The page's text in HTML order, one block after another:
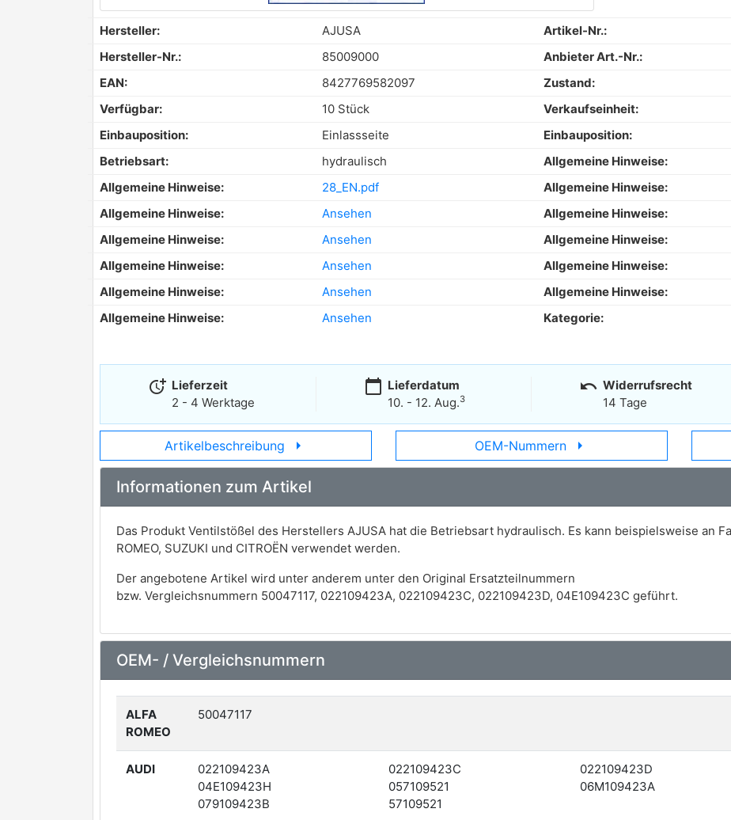
Hersteller: AJUSA Artikel-Nr.:
Hersteller-Nr.:
85009000 Anbieter Art.-Nr.:
EAN:
8427769582097 Zustand:
Verfügbar:
10 Stück Verkaufseinheit:
Einbauposition:
Einlassseite Einbauposition:
Betriebsart:
hydraulisch Allgemeine Hinweise:
Allgemeine Hinweise:
28_EN.pdf Allgemeine Hinweise:
Allgemeine Hinweise:
Ansehen Allgemeine Hinweise:
Allgemeine Hinweise:
Ansehen Allgemeine Hinweise:
Allgemeine Hinweise:
Ansehen Allgemeine Hinweise:
Allgemeine Hinweise:
Ansehen Allgemeine Hinweise:
Allgemeine Hinweise:
Ansehen Kategorie:
more_time Lieferzeit
2 - 4 Werktage
calendar_today Lieferdatum
10. - 12. Aug.3
undo Widerrufsrecht
14 Tage
Artikelbeschreibung arrow_right OEM-Nummern arrow_right
Informationen zum Artikel
Das Produkt Ventilstößel des Herstellers AJUSA hat die Betriebsart hydraulisch. Es kann beispielsweise an
ROMEO, SUZUKI und CITROËN verwendet werden.
Der angebotene Artikel wird unter anderem unter den Original Ersatzteilnummern
bzw. Vergleichsnummern 50047117, 022109423A, 022109423C, 022109423D, 04E109423C geführt.
OEM- / Vergleichsnummern
ALFA
ROMEO
50047117
AUDI 022109423A 022109423C 022109423D
04E109423H
057109521 06M109423A
079109423B
57109521